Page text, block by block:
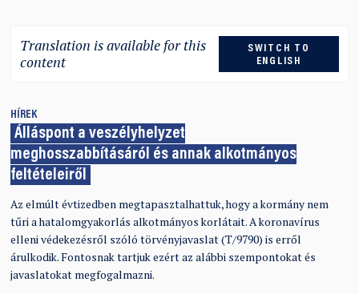
Translation is available for this
content
SWITCH TO
ENGLISH
HÍREK
Álláspont a veszélyhelyzet
meghosszabbításáról és annak alkotmányos
feltételeiről
Az elmúlt évtizedben megtapasztalhattuk, hogy a kormány nem
tűri a hatalomgyakorlás alkotmányos korlátait. A koronavírus
elleni védekezésről szóló törvényjavaslat (T/9790) is erről
árulkodik. Fontosnak tartjuk ezért az alábbi szempontokat és
javaslatokat megfogalmazni.